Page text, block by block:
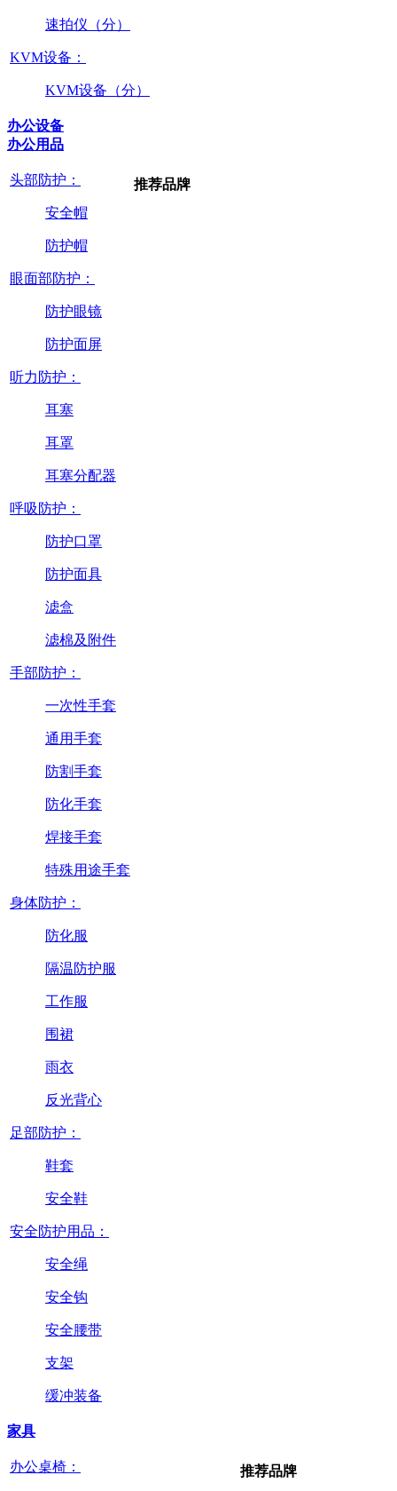
速拍仪（分）
KVM设备：
KVM设备（分）
办公设备
办公用品
头部防护：
安全帽
防护帽
眼面部防护：
防护眼镜
防护面屏
听力防护：
耳塞
耳罩
耳塞分配器
呼吸防护：
防护口罩
防护面具
滤盒
滤棉及附件
手部防护：
一次性手套
通用手套
防割手套
防化手套
焊接手套
特殊用途手套
身体防护：
防化服
隔温防护服
工作服
围裙
雨衣
反光背心
足部防护：
鞋套
安全鞋
安全防护用品：
安全绳
安全钩
安全腰带
支架
缓冲装备
推荐品牌
家具
办公桌椅： 推荐品牌